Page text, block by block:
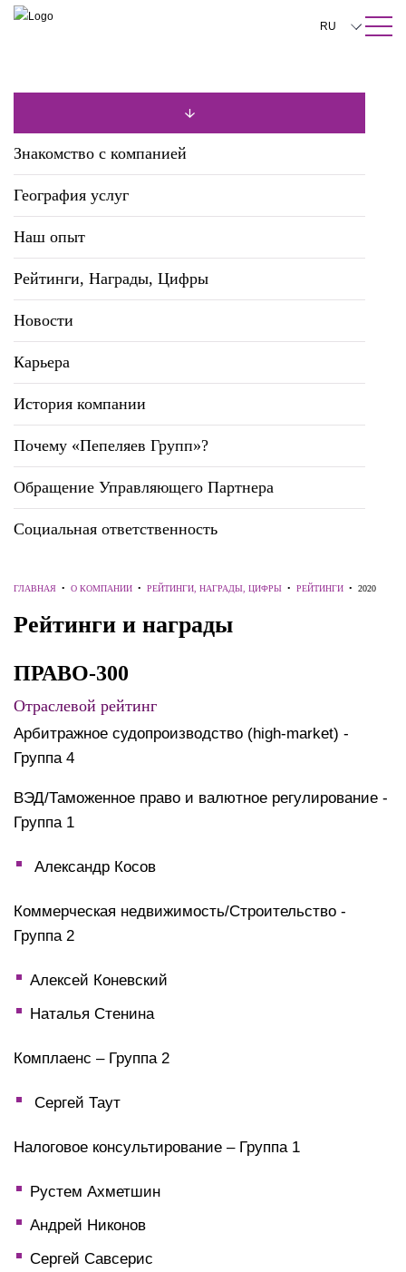
ПОИСК ПО САЙТУ Закрыть
RU
한국어
Deutsch
Türkçe
Знакомство с компанией
География услуг
Наш опыт
Рейтинги, Награды, Цифры
Новости
Карьера
История компании
Почему «Пепеляев Групп»?
Обращение Управляющего Партнера
Социальная ответственность
ГЛАВНАЯ • О КОМПАНИИ • РЕЙТИНГИ, НАГРАДЫ, ЦИФРЫ • РЕЙТИНГИ • 2020
Рейтинги и награды
ПРАВО-300
Отраслевой рейтинг
Арбитражное судопроизводство (high-market) -
Группа 4
ВЭД/Таможенное право и валютное регулирование -
Группа 1
Александр Косов
Коммерческая недвижимость/Строительство -
Группа 2
Алексей Коневский
Наталья Стенина
Комплаенс – Группа 2
Сергей Таут
Налоговое консультирование – Группа 1
Рустем Ахметшин
Андрей Никонов
Сергей Савсерис